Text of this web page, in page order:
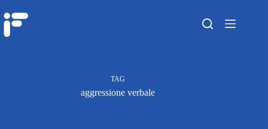
TAG
aggressione verbale